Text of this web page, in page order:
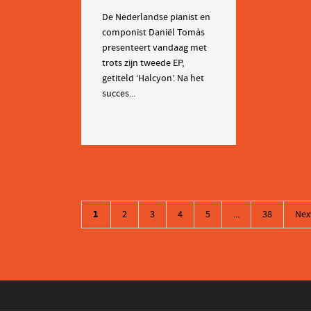
De Nederlandse pianist en
componist Daniël Tomàs
presenteert vandaag met
trots zijn tweede EP,
getiteld ‘Halcyon’. Na het
succes...
1 2 3 4 5 ... 38